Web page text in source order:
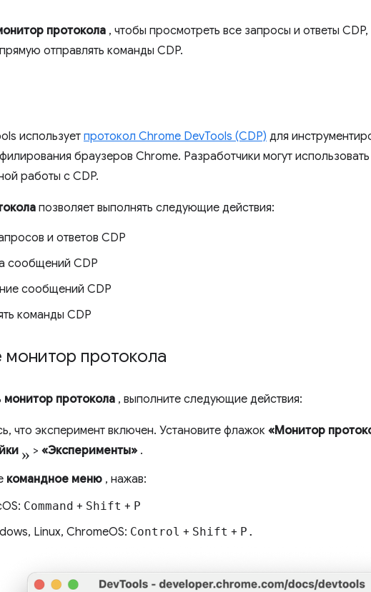
протокола , чтобы просмотреть все запросы и ответы
отправлять команды CDP.
использует протокол Chrome DevTools (CDP) для
браузеров Chrome. Разработчики могут использовать
работы с CDP.
позволяет выполнять следующие действия:
и ответов CDP
сообщений CDP
сообщений CDP
команды CDP
монитор протокола
монитор протокола , выполните следующие действия:
что эксперимент включен. Установите флажок «Монитор
» > «Эксперименты» .
командное меню , нажав:
Command + Shift + P
Linux, ChromeOS: Control + Shift + P.